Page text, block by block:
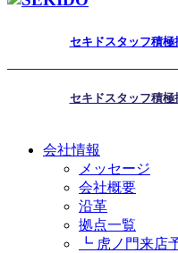
セキドスタッフ積極
セキドスタッフ積極
会社情報
メッセージ
会社概要
沿革
拠点一覧
┗ 虎ノ門来店